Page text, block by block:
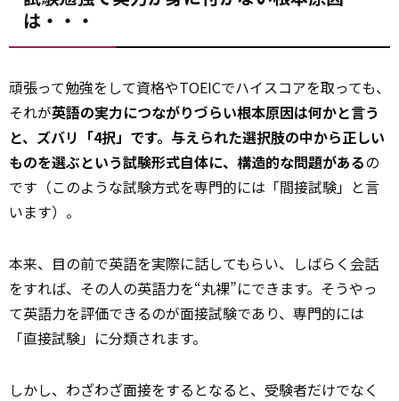
は・・・
頑張って勉強をして資格やTOEICでハイスコアを取っても、
それが英語の実力につながりづらい根本原因は何かと言う
と、ズバリ「4択」です。与えられた選択肢の中から正しい
ものを選ぶという試験形式自体に、構造的な問題があるの
です（このような試験方式を専門的には「間接試験」と言
います）。
本来、目の前で英語を実際に話してもらい、しばらく 会話
をすれば、その人の英語力を“丸裸”にできます。そうやっ
て英語力を評価できるのが面接試験であり、専門的には
「直接試験」に分類されます。
しかし、わざわざ面接をするとなると、受験者だけでなく